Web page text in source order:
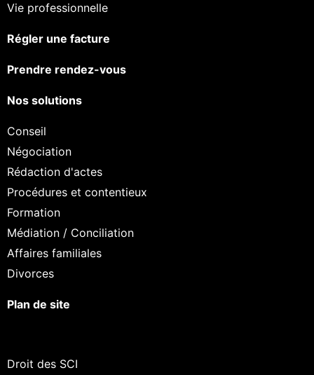
Vie professionnelle
Régler une facture
Prendre rendez-vous
Nos solutions
Conseil
Négociation
Rédaction d'actes
Procédures et contentieux
Formation
Médiation / Conciliation
Affaires familiales
Divorces
Plan de site
Droit des SCI
les Cookies !